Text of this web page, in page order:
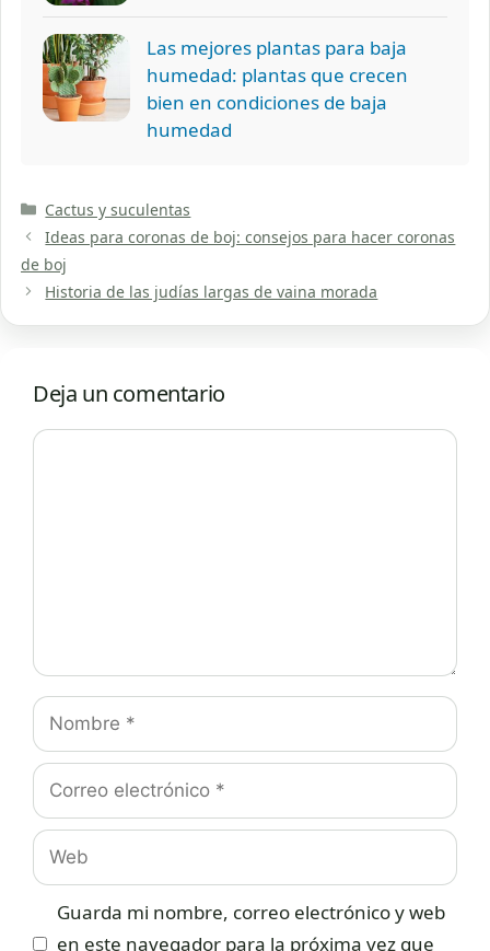
Las mejores plantas para baja
humedad: plantas que crecen
bien en condiciones de baja
humedad
Categorías
Cactus y suculentas
Ideas para coronas de boj: consejos para hacer coronas
de boj
Historia de las judías largas de vaina morada
Deja un comentario
Comentario
Nombre
Correo
electrónico
Web
Guarda mi nombre, correo electrónico y web
en este navegador para la próxima vez que